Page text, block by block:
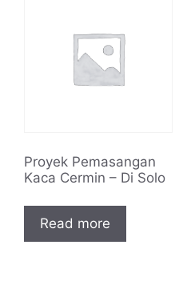
Proyek Pemasangan
Kaca Cermin – Di Solo
Read more